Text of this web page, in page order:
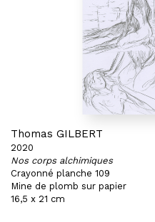
Thomas GILBERT
2020
Nos corps alchimiques
Crayonné planche 109
Mine de plomb sur papier
16,5 x 21 cm